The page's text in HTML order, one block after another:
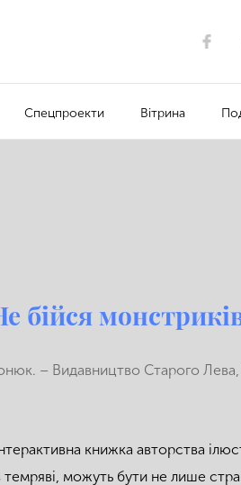
Спецпроекти Вітрина
– Видавництво Старого
книжка авторства
темряві, можуть бути не лише